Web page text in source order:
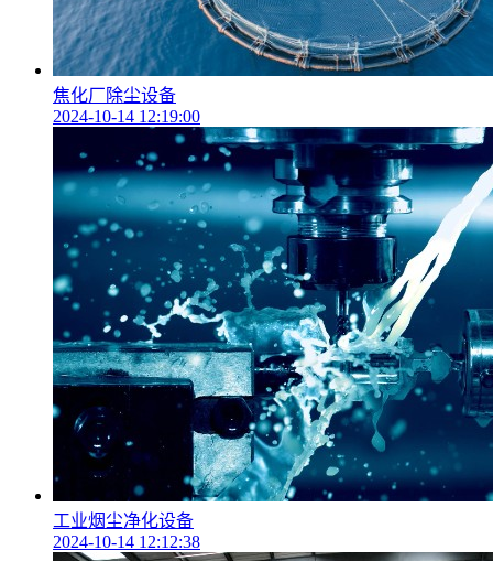
焦化厂除尘设备
2024-10-14 12:19:00
工业烟尘净化设备
2024-10-14 12:12:38